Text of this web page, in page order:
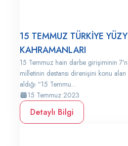
15 TEMMUZ TÜRKİYE
KAHRAMANLARI
15 Temmuz hain darbe girişiminin
milletinin destansı direnişini konu
aldığı “15 Temmu...
15 Temmuz 2023
Detaylı Bilgi